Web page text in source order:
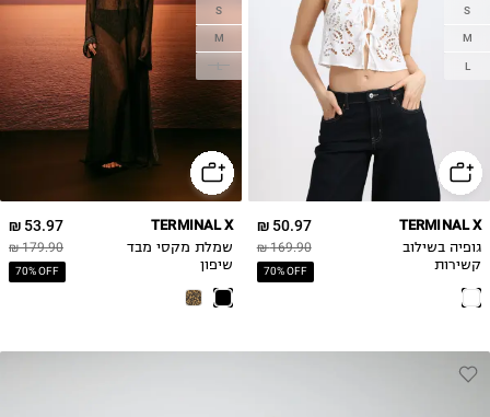
S
M
L
50.97 ₪
169.90 ₪
70% OFF
TERMINAL X
גופיה בשילוב
קשירות
S
M
L
53.97 ₪
179.90 ₪
70% OFF
TERMINAL X
שמלת מקסי מבד
שיפון